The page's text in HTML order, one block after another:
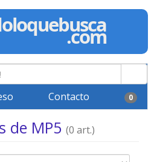
Contacto 0
de MP5 (0 art.)